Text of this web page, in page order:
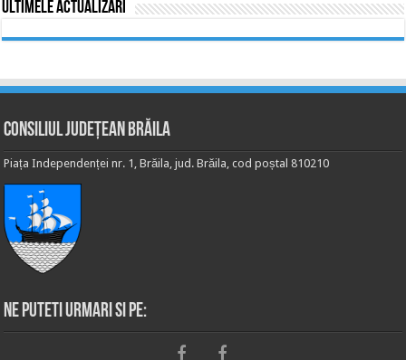
Ultimele actualizări
Consiliul Județean Brăila
Piața Independenței nr. 1, Brăila, jud. Brăila, cod poștal 810210
Ne puteti urmari si pe: